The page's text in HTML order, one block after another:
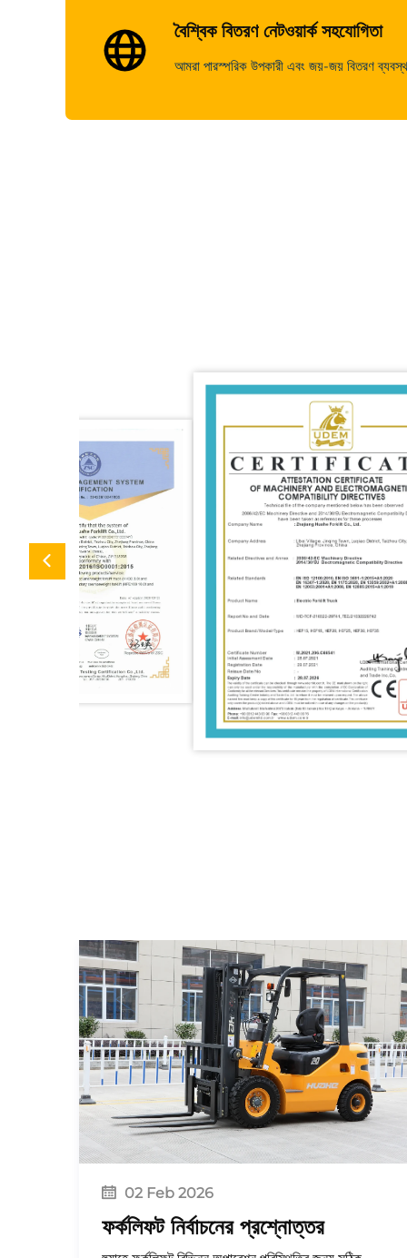
বৈশ্বিক বিতরণ নেটওয়ার্ক সহযোগিতা
আমরা পারস্পরিক উপকারী এবং জয়-জয় বিতরণ
02 Feb 2026
ফর্কলিফট নির্বাচনের প্রশ্নোত্তর